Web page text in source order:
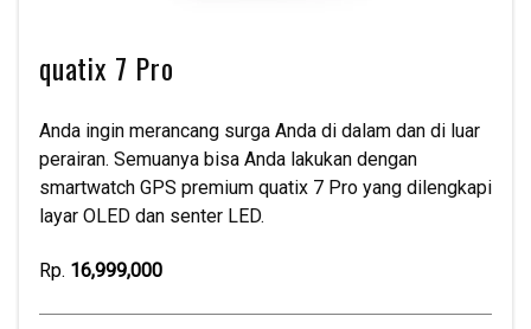
quatix 7 Pro
Anda ingin merancang surga Anda di dalam dan di luar
perairan. Semuanya bisa Anda lakukan dengan
smartwatch GPS premium quatix 7 Pro yang dilengkapi
layar OLED dan senter LED.
Rp. 16,999,000